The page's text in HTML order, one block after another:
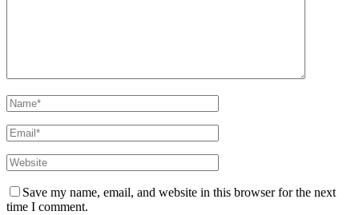
Save my name, email, and website in this browser for the next
time I comment.